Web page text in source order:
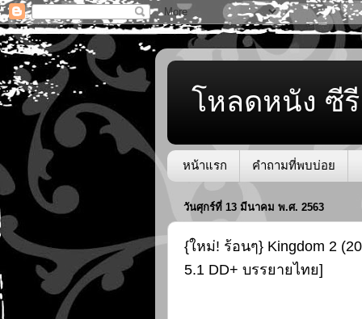
โหลดหนัง ซี
หน้าแรก คำถามที่พบบ่อย
วันศุกร์ที่ 13 มีนาคม พ.ศ. 2563
{ใหม่! ร้อนๆ} Kingdom 2
5.1 DD+ บรรยายไทย]